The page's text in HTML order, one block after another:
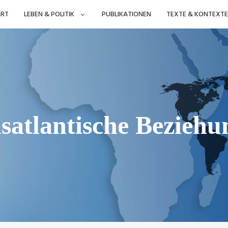
LEBEN & POLITIK PUBLIKATIONEN TEXTE & KONTEXTE